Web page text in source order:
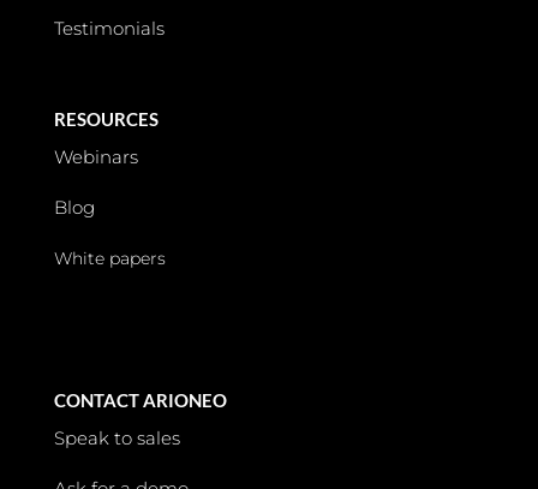
Testimonials
RESOURCES
Webinars
Blog
White papers
CONTACT ARIONEO
Speak to sales